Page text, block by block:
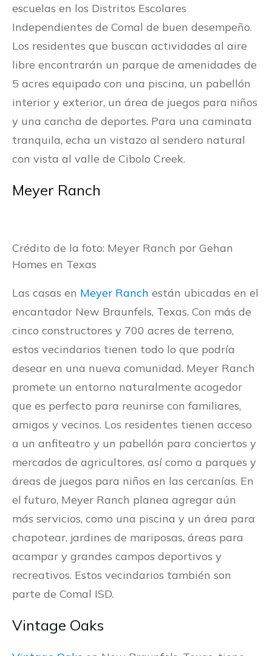
escuelas en los Distritos Escolares
Independientes de Comal de buen desempeño.
Los residentes que buscan actividades al aire
libre encontrarán un parque de amenidades de
5 acres equipado con una piscina, un pabellón
interior y exterior, un área de juegos para niños
y una cancha de deportes. Para una caminata
tranquila, echa un vistazo al sendero natural
con vista al valle de Cibolo Creek.
Meyer Ranch
Crédito de la foto: Meyer Ranch por Gehan
Homes en Texas
Las casas en Meyer Ranch están ubicadas en el
encantador New Braunfels, Texas. Con más de
cinco constructores y 700 acres de terreno,
estos vecindarios tienen todo lo que podría
desear en una nueva comunidad. Meyer Ranch
promete un entorno naturalmente acogedor
que es perfecto para reunirse con familiares,
amigos y vecinos. Los residentes tienen acceso
a un anfiteatro y un pabellón para conciertos y
mercados de agricultores, así como a parques y
áreas de juegos para niños en las cercanías. En
el futuro, Meyer Ranch planea agregar aún
más servicios, como una piscina y un área para
chapotear, jardines de mariposas, áreas para
acampar y grandes campos deportivos y
recreativos. Estos vecindarios también son
parte de Comal ISD.
Vintage Oaks